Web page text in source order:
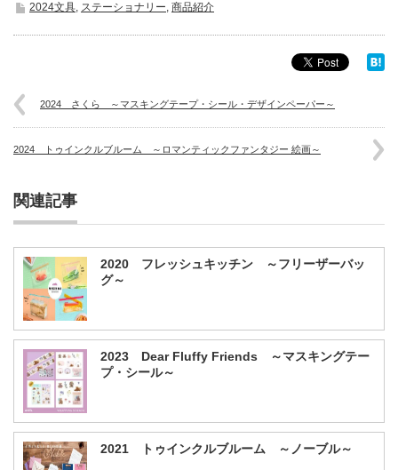
2024文具, ステーショナリー, 商品紹介
2024 さくら ～マスキングテープ・シール・デザインペーパー～
2024 トゥインクルブルーム ～ロマンティックファンタジー 絵画～
関連記事
2020 フレッシュキッチン ～フリーザーバッ
グ～
2023 Dear Fluffy Friends ～マスキングテー
プ・シール～
2021 トゥインクルブルーム ～ノーブル～